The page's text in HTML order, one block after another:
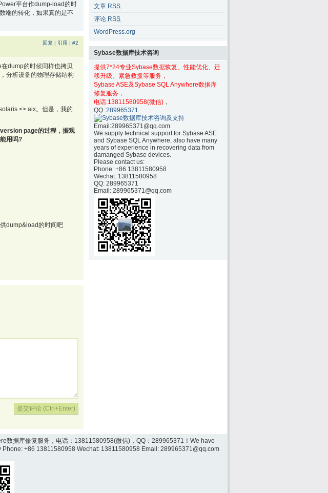
平台作dump-load的时
端的转化，如果真的是不
回复 | 引用 | #2
dump的时候同样也拷贝
分析设备的物理存储结构
<> aix。但是，我的
page的过程，据观
用吗?
dump&load的时间吧
文章 RSS
评论 RSS
WordPress.org
Sybase数据库技术咨询
提供7*24专业Sybase数据恢复、性能优化、迁
移升级、紧急救援等服务，
Sybase ASE及Sybase SQL Anywhere数据库
修复服务，
电话:13811580958(微信) ，
QQ :289965371
Email:289965371@qq.com
We supply technical support for Sybase ASE
and Sybase SQL Anywhere, also have many
years of experience in recovering data from
damanged Sybase devices.
Please contact us:
Phone: +86 13811580958
Wechat: 13811580958
QQ: 289965371
Email: 289965371@qq.com
数据库修复服务，电话：13811580958(微信)，QQ：289965371！We have
+86 13811580958 Wechat: 13811580958 Email: 289965371@qq.com